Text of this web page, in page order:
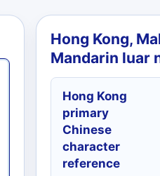
Hong Kong,
Mandarin luar
Hong Kong
primary
Chinese
character
reference